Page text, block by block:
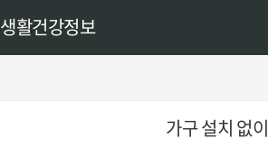
생활건강정보
가구 설치 없